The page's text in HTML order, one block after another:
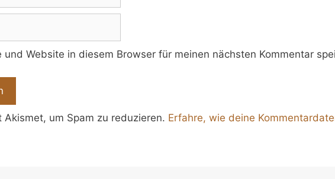
Website in diesem Browser für meinen nächsten Kommentar
um Spam zu reduzieren. Erfahre, wie deine